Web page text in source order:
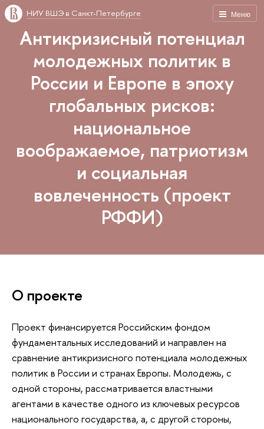
Меню
НИУ ВШЭ в Санкт-Петербурге
Антикризисный потенциал
молодежных политик в
России и Европе в эпоху
глобальных рисков:
национальное
воображаемое, патриотизм
и социальная
вовлеченность (проект
РФФИ)
О проекте
Проект финансируется Российским фондом
фундаментальных исследований и направлен на
сравнение антикризисного потенциала молодежных
политик в России и странах Европы. Молодежь, с
одной стороны, рассматривается властными
агентами в качестве одного из ключевых ресурсов
национального государства, а, с другой стороны,